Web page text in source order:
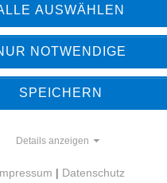
REFERENZEN
HABEN SIE FRAGEN?
AUSWÄHLEN
NOTWENDIGE
SPEICHERN
Details anzeigen
| Datenschutz